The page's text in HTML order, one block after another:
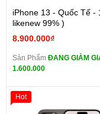
iPhone 13 - Quốc Tế -
likenew 99% )
8.900.000₫
Sản Phẩm ĐANG GIẢM
1.600.000
Hot